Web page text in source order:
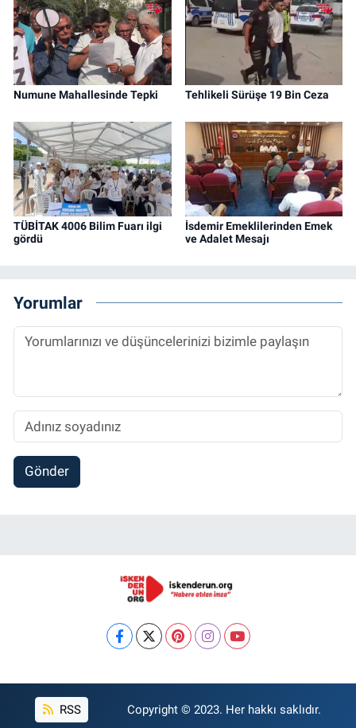
Numune Mahallesinde Tepki Tehlikeli Sürüşe 19 Bin Ceza
TÜBİTAK 4006 Bilim Fuarı ilgi
gördü
İsdemir Emeklilerinden Emek
ve Adalet Mesajı
Yorumlar
Gönder
RSS Copyright © 2023. Her hakkı saklıdır.